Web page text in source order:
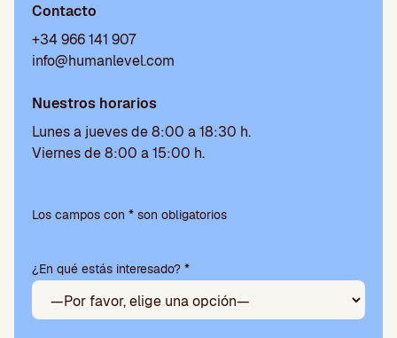
Contacto
+34 966 141 907
info@humanlevel.com
Nuestros horarios
Lunes a jueves de 8:00 a 18:30 h.
Viernes de 8:00 a 15:00 h.
o
a
v
Los campos con * son obligatorios
¿En qué estás interesado? *